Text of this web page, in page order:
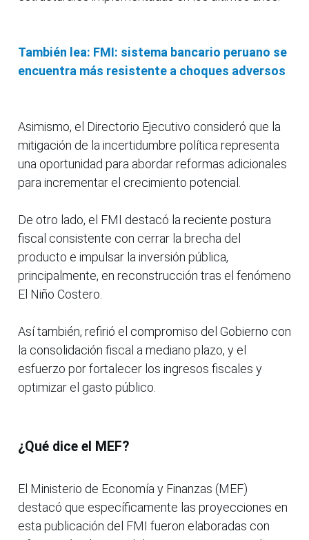
También lea: FMI: sistema bancario peruano se
encuentra más resistente a choques adversos
Asimismo, el Directorio Ejecutivo consideró que la
mitigación de la incertidumbre política representa
una oportunidad para abordar reformas adicionales
para incrementar el crecimiento potencial.
De otro lado, el FMI destacó la reciente postura
fiscal consistente con cerrar la brecha del
producto e impulsar la inversión pública,
principalmente, en reconstrucción tras el fenómeno
El Niño Costero.
Así también, refirió el compromiso del Gobierno con
la consolidación fiscal a mediano plazo, y el
esfuerzo por fortalecer los ingresos fiscales y
optimizar el gasto público.
¿Qué dice el MEF?
El Ministerio de Economía y Finanzas (MEF)
destacó que específicamente las proyecciones en
esta publicación del FMI fueron elaboradas con